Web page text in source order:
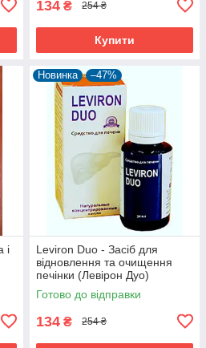
134 ₴ 254 ₴
Купити
і
Новинка –47%
Leviron Duo - Засіб для
відновлення та очищення
печінки (Левірон Дуо)
Готово до відправки
134 ₴ 254 ₴